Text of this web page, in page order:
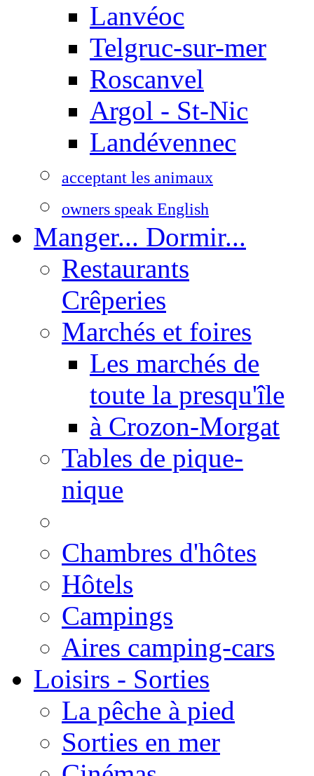
Lanvéoc
Telgruc-sur-mer
Roscanvel
Argol - St-Nic
Landévennec
acceptant les animaux
owners speak English
Manger... Dormir...
Restaurants
Crêperies
Marchés et foires
Les marchés de
toute la presqu'île
à Crozon-Morgat
Tables de pique-
nique
Chambres d'hôtes
Hôtels
Campings
Aires camping-cars
Loisirs - Sorties
La pêche à pied
Sorties en mer